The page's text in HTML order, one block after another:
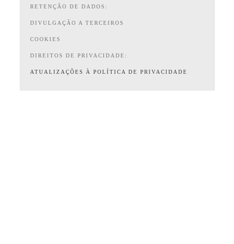
RETENÇÃO DE DADOS:
DIVULGAÇÃO A TERCEIROS
COOKIES
DIREITOS DE PRIVACIDADE:
ATUALIZAÇÕES À POLÍTICA DE PRIVACIDADE